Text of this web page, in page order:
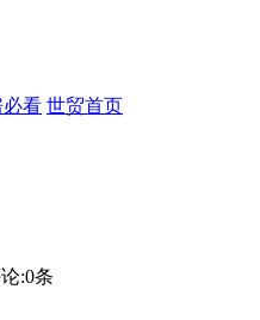
必看 世贸首页
:0条